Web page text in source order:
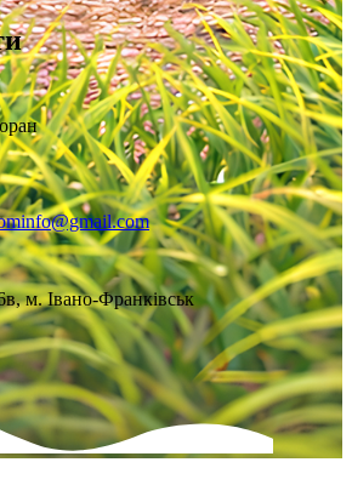
м. Івано-Франківськ